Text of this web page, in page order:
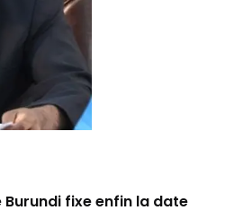
Burundi fixe enfin la date